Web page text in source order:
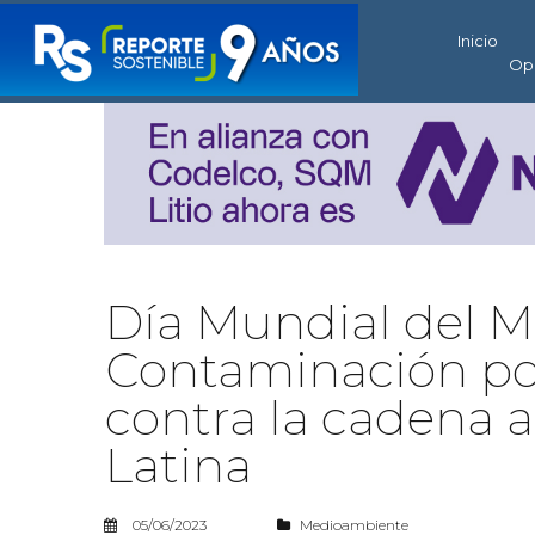
Inicio
Día Mundial del
Contaminación
contra la cadena
Latina
05/06/2023 Medioambiente